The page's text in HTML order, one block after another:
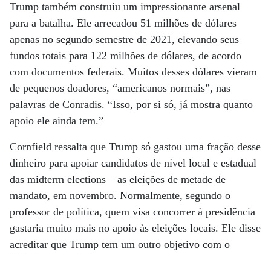
Trump também construiu um impressionante arsenal
para a batalha. Ele arrecadou 51 milhões de dólares
apenas no segundo semestre de 2021, elevando seus
fundos totais para 122 milhões de dólares, de acordo
com documentos federais. Muitos desses dólares vieram
de pequenos doadores, “americanos normais”, nas
palavras de Conradis. “Isso, por si só, já mostra quanto
apoio ele ainda tem.”
Cornfield ressalta que Trump só gastou uma fração desse
dinheiro para apoiar candidatos de nível local e estadual
das midterm elections – as eleições de metade de
mandato, em novembro. Normalmente, segundo o
professor de política, quem visa concorrer à presidência
gastaria muito mais no apoio às eleições locais. Ele disse
acreditar que Trump tem um outro objetivo com o